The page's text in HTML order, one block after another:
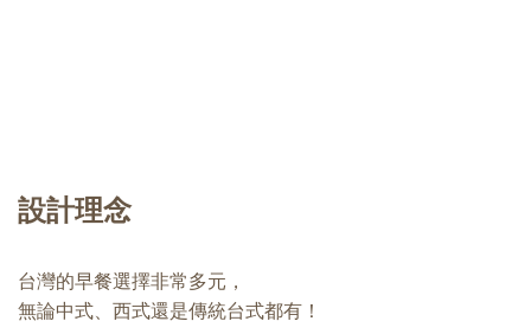
設計理念
台灣的早餐選擇非常多元，
無論中式、西式還是傳統台式都有！